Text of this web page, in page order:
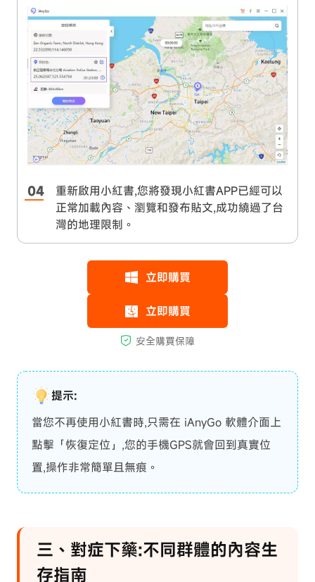
重新啟用小紅書,您將發現小紅書APP已經可以
正常加載內容、瀏覽和發布貼文,成功繞過了台
灣的地理限制。
提示:
當您不再使用小紅書時,只需在 iAnyGo 軟體介面上
點擊「恢復定位」,您的手機GPS就會回到真實位
置,操作非常簡單且無痕。
三、對症下藥:不同群體的內容生
存指南